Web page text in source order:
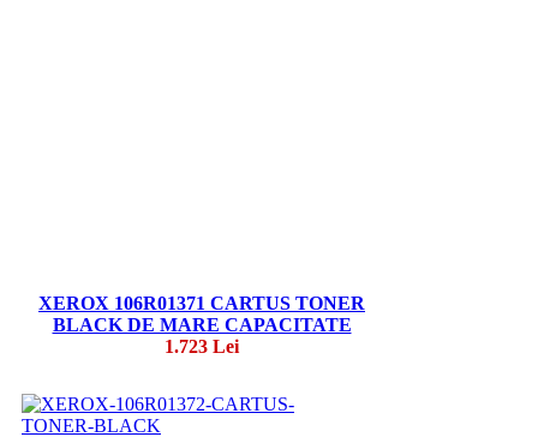
XEROX 106R01371 CARTUS TONER
BLACK DE MARE CAPACITATE
1.723 Lei